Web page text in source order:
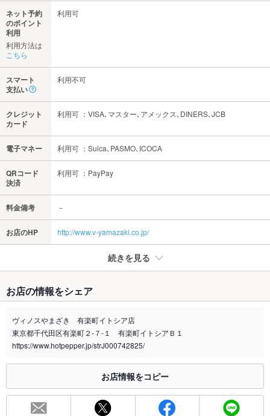
ネット予約
のポイント
利用
利用方法は
こちら
利用可
スマート
支払い
利用不可
クレジット
カード
利用可 ：VISA､マスター､アメックス､DINERS､JCB
電子マネー 利用可 ：Suica､PASMO､ICOCA
QRコード
決済
利用可 ：PayPay
料金備考 －
お店のHP http://www.v-yamazaki.co.jp/
続きを見る
禁煙・喫煙 全席禁煙
喫煙専用室 なし
※2020年4月1日～受動喫煙対策に関する法律が施行されています。正しい情報はお店へお問い
総席数 20席(一部スタンディング席)
お店の情報をシェア
ヴィノスやまざき 有楽町イトシア店
東京都千代田区有楽町２-７-１ 有楽町イトシアＢ１
https://www.hotpepper.jp/strJ000742825/
お店情報をコピー